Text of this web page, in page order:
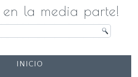
en la media parte!
INICIO